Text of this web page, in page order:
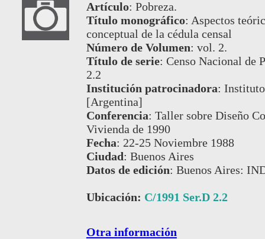
Artículo: Pobreza.
Título monográfico: Aspectos
conceptual de la cédula censal
Número de Volumen: vol. 2.
Título de serie: Censo Nacional de
2.2
Institución patrocinadora:
[Argentina]
Conferencia: Taller sobre Diseño
Vivienda de 1990
Fecha: 22-25 Noviembre 1988
Ciudad: Buenos Aires
Datos de edición: Buenos Aires:
Ubicación: C/1991 Ser.D 2.2
Otra información